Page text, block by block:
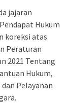
jajaran
Hukum
koreksi atas
Peraturan
2021 Tentang
Hukum,
Pelayanan